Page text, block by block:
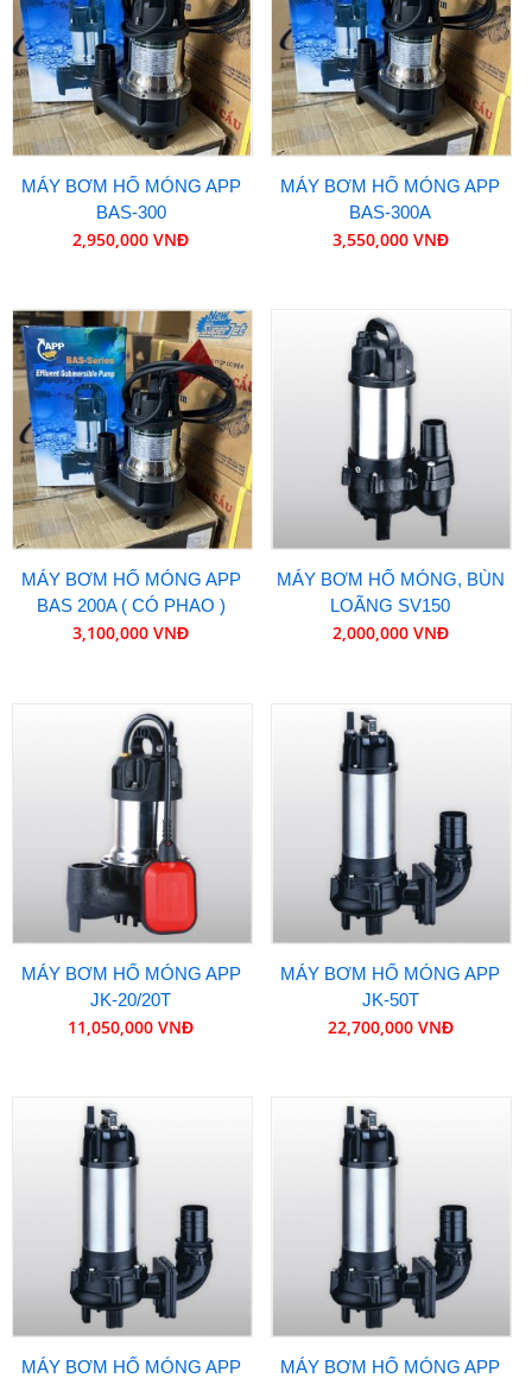
MÁY BƠM HỐ MÓNG APP
BAS-300
2,950,000 VNĐ
MÁY BƠM HỐ MÓNG APP
BAS-300A
3,550,000 VNĐ
MÁY BƠM HỐ MÓNG APP
BAS 200A ( CÓ PHAO )
3,100,000 VNĐ
MÁY BƠM HỐ MÓNG, BÙN
LOÃNG SV150
2,000,000 VNĐ
MÁY BƠM HỐ MÓNG APP
JK-20/20T
11,050,000 VNĐ
MÁY BƠM HỐ MÓNG APP
JK-50T
22,700,000 VNĐ
MÁY BƠM HỐ MÓNG APP
MÁY BƠM HỐ MÓNG APP